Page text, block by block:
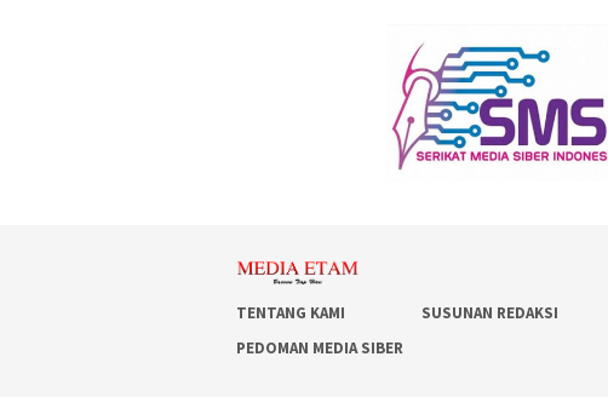
TENTANG KAMI SUSUNAN REDAKSI
PEDOMAN MEDIA SIBER